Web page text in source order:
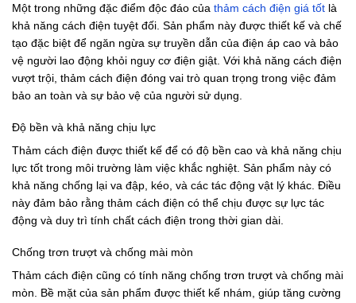
Một trong những đặc điểm độc đáo của thảm cách điện giá tốt là
khả năng cách điện tuyệt đối. Sản phẩm này được thiết kế và chế
tạo đặc biệt để ngăn ngừa sự truyền dẫn của điện áp cao và bảo
vệ người lao động khỏi nguy cơ điện giật. Với khả năng cách điện
vượt trội, thảm cách điện đóng vai trò quan trọng trong việc đảm
bảo an toàn và sự bảo vệ của người sử dụng.
Độ bền và khả năng chịu lực
Thảm cách điện được thiết kế để có độ bền cao và khả năng chịu
lực tốt trong môi trường làm việc khắc nghiệt. Sản phẩm này có
khả năng chống lại va đập, kéo, và các tác động vật lý khác. Điều
này đảm bảo rằng thảm cách điện có thể chịu được sự lực tác
động và duy trì tính chất cách điện trong thời gian dài.
Chống trơn trượt và chống mài mòn
Thảm cách điện cũng có tính năng chống trơn trượt và chống mài
mòn. Bề mặt của sản phẩm được thiết kế nhám, giúp tăng cường